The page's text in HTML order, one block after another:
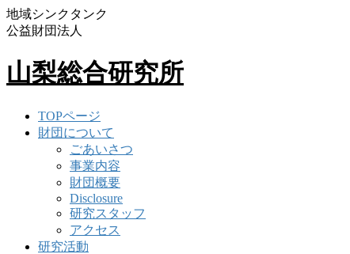
地域シンクタンク
公益財団法人
山梨総合研究所
TOPページ
財団について
ごあいさつ
事業内容
財団概要
Disclosure
研究スタッフ
アクセス
研究活動